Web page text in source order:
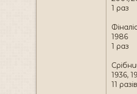
1 раз
1986
1 раз
1936,
11 разів